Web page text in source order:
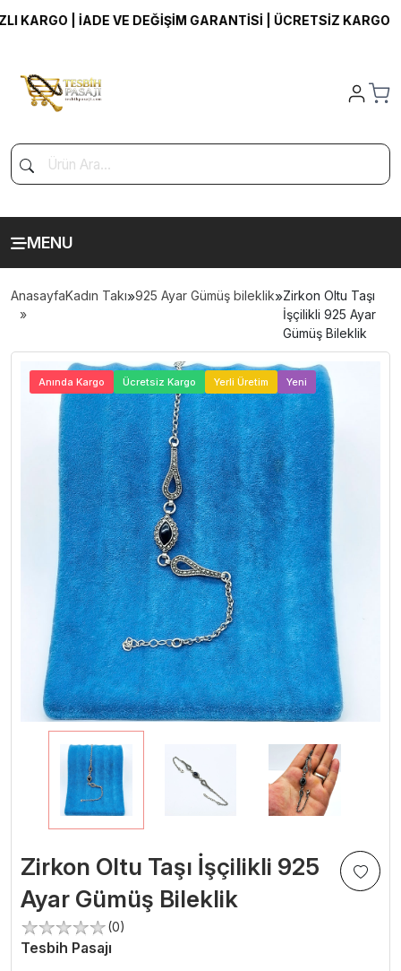
| İADE VE DEĞİŞİM GARANTİSİ | ÜCRETSİZ KARGO
MENU
AnasayfaKadın Takı»925 Ayar Gümüş bileklik»Zirkon Oltu Taşı
İşçilikli 925 Ayar
Gümüş Bileklik
Anında Kargo Ücretsiz Kargo Yerli Üretim Yeni
Zirkon Oltu Taşı İşçilikli 925
Ayar Gümüş Bileklik
(0)
Tesbih Pasajı